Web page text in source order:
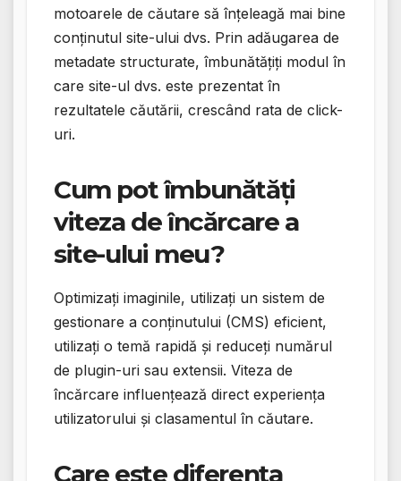
motoarele de căutare să înțeleagă mai bine
conținutul site-ului dvs. Prin adăugarea de
metadate structurate, îmbunătățiți modul în
care site-ul dvs. este prezentat în
rezultatele căutării, crescând rata de click-
uri.
Cum pot îmbunătăți
viteza de încărcare a
site-ului meu?
Optimizați imaginile, utilizați un sistem de
gestionare a conținutului (CMS) eficient,
utilizați o temă rapidă și reduceți numărul
de plugin-uri sau extensii. Viteza de
încărcare influențează direct experiența
utilizatorului și clasamentul în căutare.
Care este diferența